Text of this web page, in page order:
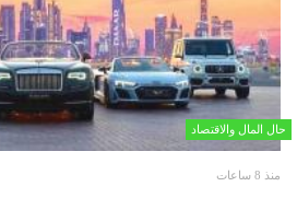
حال المال والاقتصاد
منذ 8 ساعات